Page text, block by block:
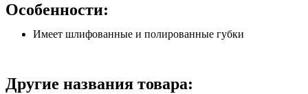
Особенности:
Имеет шлифованные и полированные губки
Другие названия товара: